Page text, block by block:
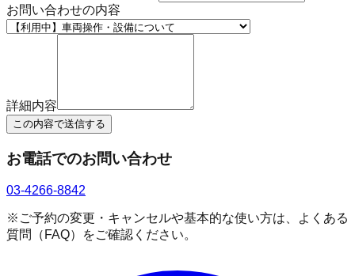
お問い合わせの内容
詳細内容
この内容で送信する
お電話でのお問い合わせ
03-4266-8842
※ご予約の変更・キャンセルや基本的な使い方は、よくある
質問（FAQ）をご確認ください。